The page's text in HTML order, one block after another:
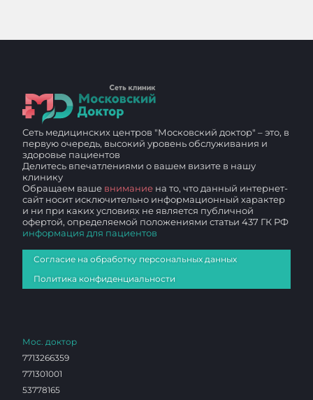
Сеть медицинских центров "Московский доктор" – это, в
первую очередь, высокий уровень обслуживания и
здоровье пациентов
Делитесь впечатлениями о вашем визите в нашу
клинику
Обращаем ваше внимание на то, что данный интернет-
сайт носит исключительно информационный характер
и ни при каких условиях не является публичной
офертой, определяемой положениями статьи 437 ГК РФ
информация для пациентов
Согласие на обработку персональных данных
Политика конфиденциальности
Мос. доктор
7713266359
771301001
53778165